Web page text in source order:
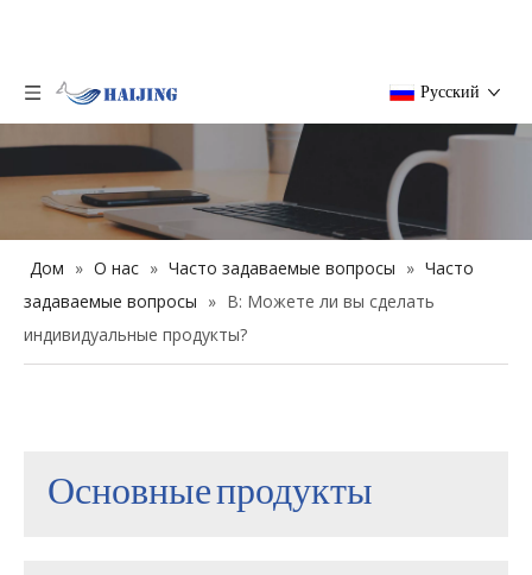
Pусский
БЛОГ
Дом » О нас » Часто задаваемые вопросы » Часто
задаваемые вопросы » В: Можете ли вы сделать
индивидуальные продукты?
Основные продукты